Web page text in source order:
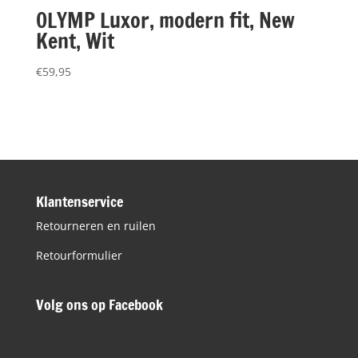
OLYMP Luxor, modern fit, New
Kent, Wit
€59,95
Klantenservice
Retourneren en ruilen
Retourformulier
Volg ons op Facebook